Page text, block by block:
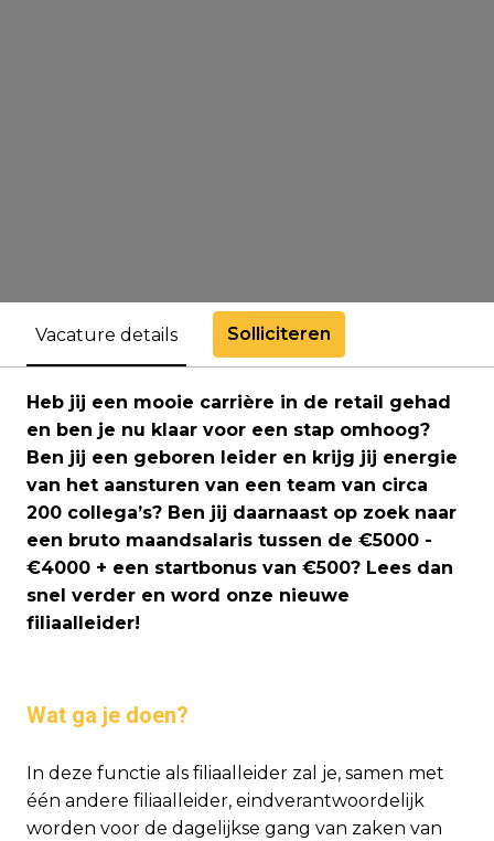
Vacature details Solliciteren
Heb jij een mooie carrière in de retail gehad
en ben je nu klaar voor een stap omhoog?
Ben jij een geboren leider en krijg jij energie
van het aansturen van een team van circa
200 collega’s? Ben jij daarnaast op zoek naar
een bruto maandsalaris tussen de €5000 -
€4000 + een startbonus van €500? Lees dan
snel verder en word onze nieuwe
filiaalleider!
Wat ga je doen?
In deze functie als filiaalleider zal je, samen met
één andere filiaalleider, eindverantwoordelijk
worden voor de dagelijkse gang van zaken van